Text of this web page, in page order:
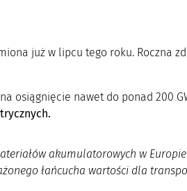
już w lipcu tego roku. Roczna
osiągnięcie nawet do ponad 200
akumulatorowych w
łańcucha wartości dla